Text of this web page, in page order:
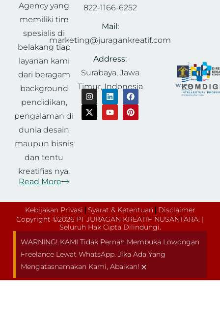
Agency yang
memiliki tim
spesialis di
belakang tiap
layanan kami
dari beragam
background
pendidikan,
pengalaman di
dunia desain
maupun bisnis
dan tentu
kreatifias nya.
Read More
822-1166-6252
Mail:
marketing@juragankreatif.com
Address:
Surabaya, Jawa
Timur, Indonesia
Kebijakan Privasi Syarat & Ketentuan
Disclaimer
Copyright ©2026 PT JURAGAN KREATIF NUSANTARA. |
Seluruh Hak Cipta Dilindungi.
WARNING! KAMI Tidak Pernah Membuka Lowongan
Freelance Lewat WhatsApp. Jika Ada Yang
Mengatasnamakan Kami, Abaikan! ×